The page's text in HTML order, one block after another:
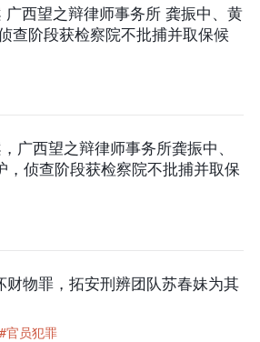
西望之辩律师事务所 龚振中、黄
查阶段获检察院不批捕并取保候
广西望之辩律师事务所龚振中、
，侦查阶段获检察院不批捕并取保
财物罪，拓安刑辨团队苏春妹为其
#官员犯罪